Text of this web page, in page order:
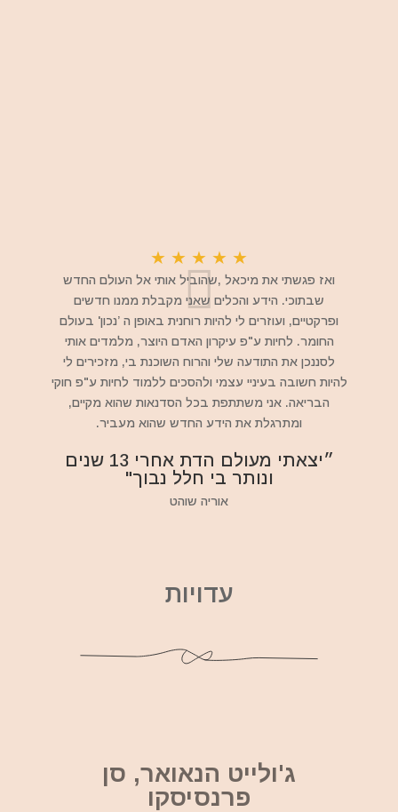
★
★
★
★
★
ואז פגשתי את מיכאל ,שהוביל אותי אל העולם החדש
שבתוכי. הידע והכלים שאני מקבלת ממנו חדשים
ופרקטיים, ועוזרים לי להיות רוחנית באופן ה ’נכון' בעולם
החומר. לחיות ע"פ עיקרון האדם היוצר, מלמדים אותי
לסננכן את התודעה שלי והרוח השוכנת בי, מזכירים לי
להיות חשובה בעיניי עצמי ולהסכים ללמוד לחיות ע"פ חוקי
הבריאה. אני משתתפת בכל הסדנאות שהוא מקיים,
ומתרגלת את הידע החדש שהוא מעביר.
״יצאתי מעולם הדת אחרי 13 שנים
ונותר בי חלל נבוך"
אוריה שוהט
עדויות
ג'ולייט הנאואר, סן
פרנסיסקו